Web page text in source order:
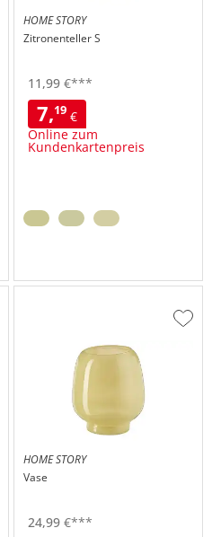
HOME STORY
Zitronenteller S
11,99€***
7,19€
Online zum
Kundenkartenpreis
HOME STORY
Vase
24,99€***
Zur